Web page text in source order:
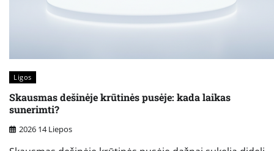
Ligos
Skausmas dešinėje krūtinės pusėje: kada laikas
sunerimti?
2026 14 Liepos